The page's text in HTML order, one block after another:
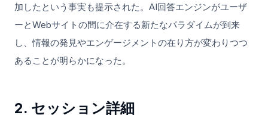
加したという事実も提示された。AI回答エンジンがユーザ
ーとWebサイトの間に介在する新たなパラダイムが到来
し、情報の発見やエンゲージメントの在り方が変わりつつ
あることが明らかになった。
2. セッション詳細